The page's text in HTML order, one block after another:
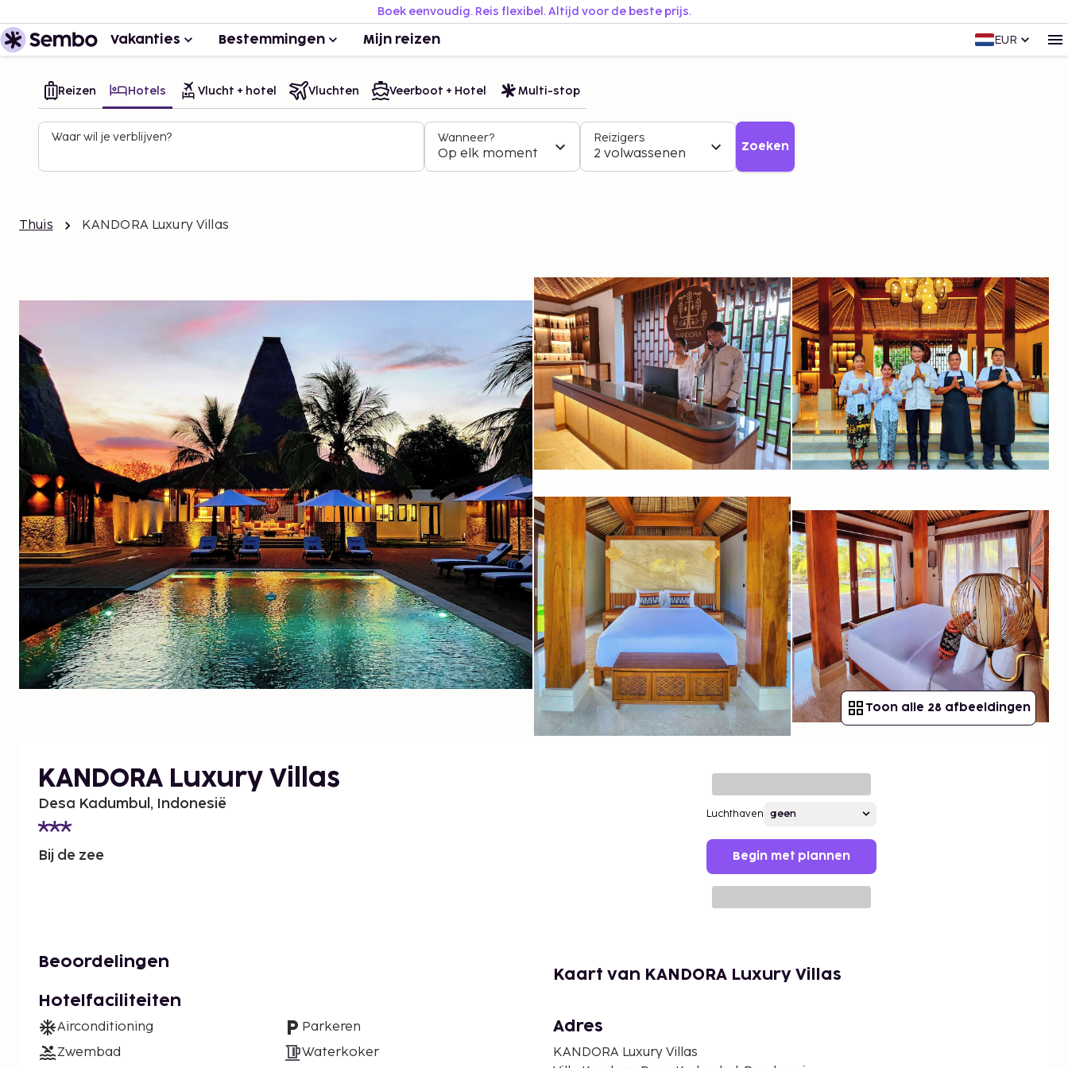
Boek eenvoudig. Reis flexibel. Altijd voor de beste prijs.
Vakanties Bestemmingen Mijn reizen EUR
Reizen Hotels Vlucht + hotel Vluchten Veerboot + Hotel Multi-stop
Waar wil je verblijven? Wanneer?
Op elk moment
Reizigers
2 volwassenen Zoeken
Thuis KANDORA Luxury Villas
Toon alle 28 afbeeldingen
KANDORA Luxury Villas
Desa Kadumbul, Indonesië
Bij de zee
Luchthaven
Begin met plannen
Beoordelingen
Hotelfaciliteiten
Airconditioning
Zwembad
Parkeren
Waterkoker
Kaart van KANDORA Luxury Villas
Adres
KANDORA Luxury Villas